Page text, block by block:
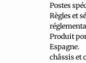
Postes
Règles et
Produit
Espagne.
châssis et